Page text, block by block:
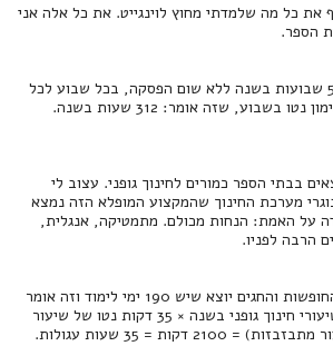
את כל מה שלמדתי מחוץ לוינגייט. את כל אלה אני
הספר.
מבחינת זמן אני מלמד 52 שבועות בשנה ללא שום הפסקה, בכל שבוע לכל
בשבוע, שזה אומר: 312 שעות בשנה.
בבתי הספר כמורים לחינוך גופני. עצוב לי
מערכת החינוך שהמקצוע המופלא הזה נמצא
על האמת: הנחות מכולם. מתמטיקה, אנגלית,
הרבה לפניו.
במערכת החינוך על כל החופשות והחגים יוצא שיש 190 ימי לימוד וזה אומר
30 שבועות בערך, 60 שיעורי חינוך גופני בשנה × 35 דקות נטו של שיעור